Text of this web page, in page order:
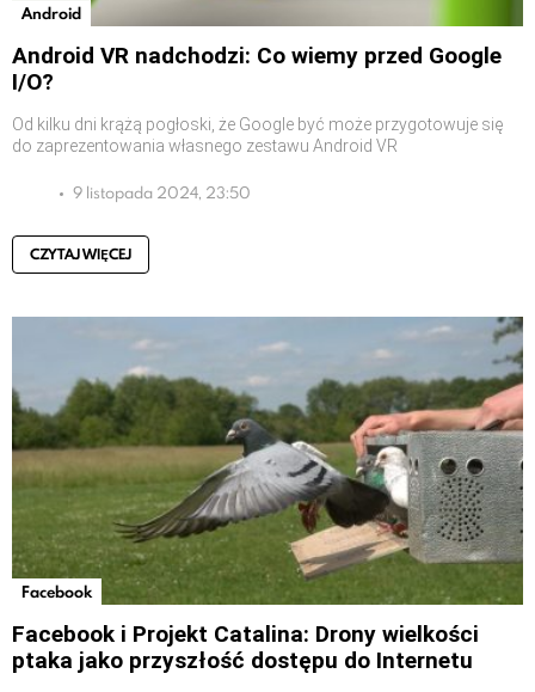
Android
Android VR nadchodzi: Co wiemy przed Google
I/O?
Od kilku dni krążą pogłoski, że Google być może przygotowuje się
do zaprezentowania własnego zestawu Android VR
9 listopada 2024, 23:50
CZYTAJ WIĘCEJ
Facebook
Facebook i Projekt Catalina: Drony wielkości
ptaka jako przyszłość dostępu do Internetu